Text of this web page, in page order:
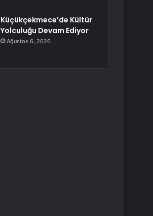
Küçükçekmece’de Kültür
Yolculuğu Devam Ediyor
Ağustos 6, 2026